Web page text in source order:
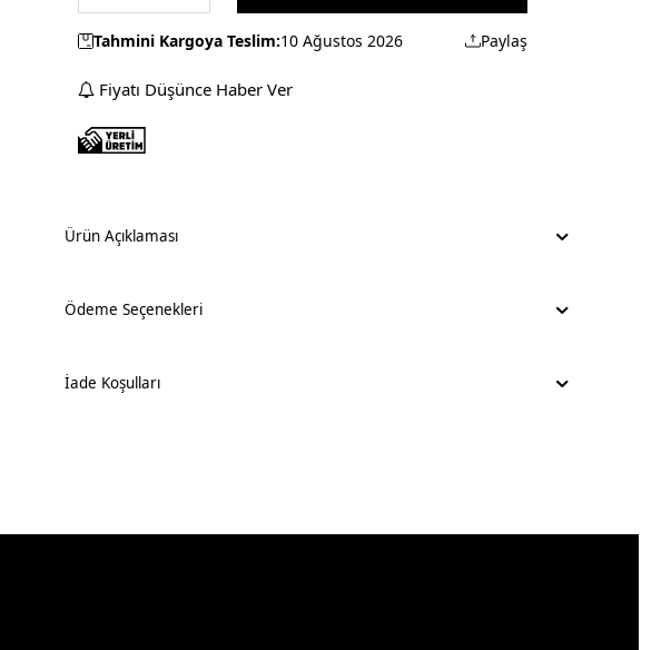
Tahmini Kargoya Teslim:10 Ağustos 2026 Paylaş
Fiyatı Düşünce Haber Ver
Ürün Açıklaması
Ödeme Seçenekleri
İade Koşulları